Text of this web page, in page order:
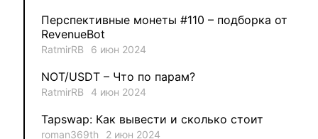
Ksenia 1
METAMINECRAFT
Kate_AAX 1
Перспективные монеты #110 – подборка от
RevenueBot
RatmirRB 6 июн 2024
NOT/USDT – Что по парам?
RatmirRB 4 июн 2024
Tapswap: Как вывести и сколько стоит
roman369th 2 июн 2024